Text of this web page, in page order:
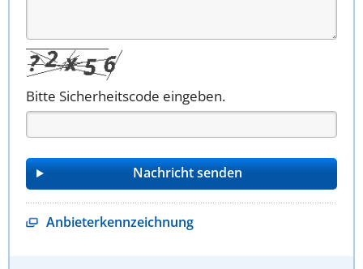
Bitte Sicherheitscode eingeben.
Anbieterkennzeichnung